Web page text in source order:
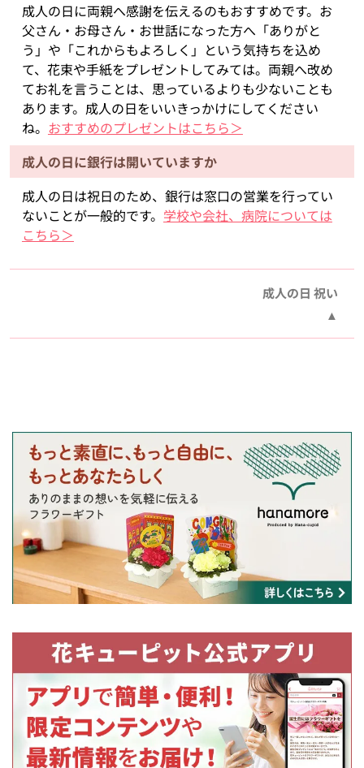
成人の日に両親へ感謝を伝えるのもおすすめです。お
父さん・お母さん・お世話になった方へ「ありがと
う」や「これからもよろしく」という気持ちを込め
て、花束や手紙をプレゼントしてみては。両親へ改め
てお礼を言うことは、思っているよりも少ないことも
あります。成人の日をいいきっかけにしてください
ね。 おすすめのプレゼントはこちら＞
成人の日に銀行は開いていますか
成人の日は祝日のため、銀行は窓口の営業を行ってい
ないことが一般的です。 学校や会社、病院については
こちら＞
成人の日 祝い